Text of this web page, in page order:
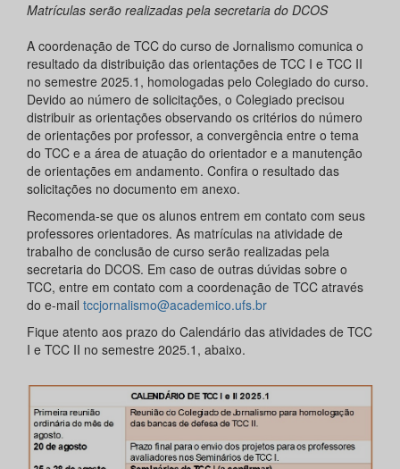
Matrículas serão realizadas pela secretaria do DCOS
A coordenação de TCC do curso de Jornalismo comunica o
resultado da distribuição das orientações de TCC I e TCC II
no semestre 2025.1, homologadas pelo Colegiado do curso.
Devido ao número de solicitações, o Colegiado precisou
distribuir as orientações observando os critérios do número
de orientações por professor, a convergência entre o tema
do TCC e a área de atuação do orientador e a manutenção
de orientações em andamento. Confira o resultado das
solicitações no documento em anexo.
Recomenda-se que os alunos entrem em contato com seus
professores orientadores. As matrículas na atividade de
trabalho de conclusão de curso serão realizadas pela
secretaria do DCOS. Em caso de outras dúvidas sobre o
TCC, entre em contato com a coordenação de TCC através
do e-mail tccjornalismo@academico.ufs.br
Fique atento aos prazo do Calendário das atividades de TCC
I e TCC II no semestre 2025.1, abaixo.